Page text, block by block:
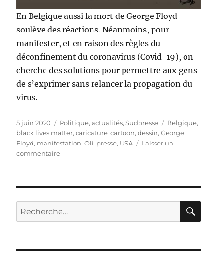
En Belgique aussi la mort de George Floyd
soulève des réactions. Néanmoins, pour
manifester, et en raison des règles du
déconfinement du coronavirus (Covid-19), on
cherche des solutions pour permettre aux gens
de s’exprimer sans relancer la propagation du
virus.
Publié
le
5 juin 2020 Catégories
Politique, actualités,Sudpresse Étiquettes
Belgique,
black lives matter,caricature,cartoon,dessin,George
Floyd, manifestation,Oli, presse, USA
Laisser un
commentairesur
pour
George
Floyd
Recherche
pour :